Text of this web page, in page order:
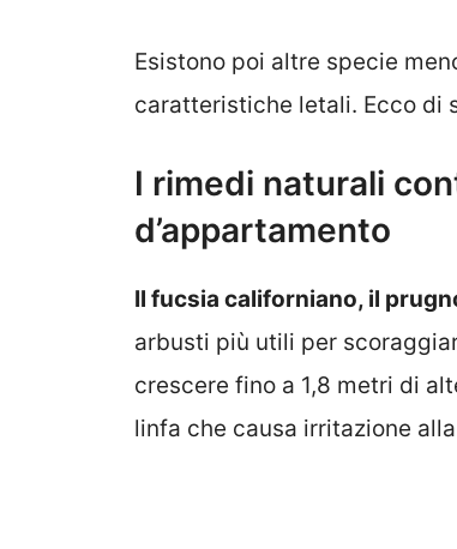
Esistono poi altre specie
caratteristiche letali. Ecco di
I rimedi naturali
d’appartamento
Il fucsia californiano, il
arbusti più utili per
crescere fino a 1,8 metri di
linfa che causa irritazione